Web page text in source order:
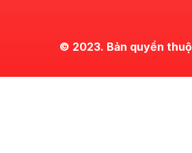
© 2023. Bản quyền